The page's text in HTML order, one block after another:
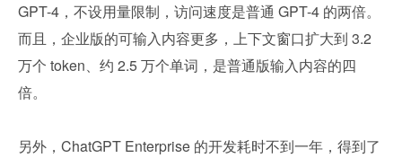
GPT-4，不设用量限制，访问速度是普通 GPT-4 的两倍。
而且，企业版的可输入内容更多，上下文窗口扩大到 3.2
万个 token、约 2.5 万个单词，是普通版输入内容的四
倍。
另外，ChatGPT Enterprise 的开发耗时不到一年，得到了